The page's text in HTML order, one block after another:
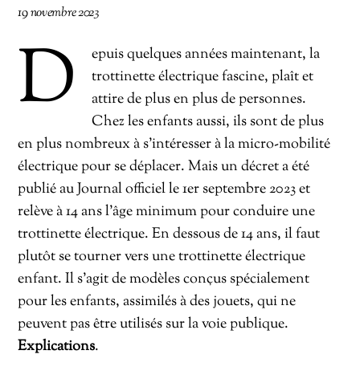
19 novembre 2023
D
epuis quelques années maintenant, la
trottinette électrique fascine, plaît et
attire de plus en plus de personnes.
Chez les enfants aussi, ils sont de plus
en plus nombreux à s’intéresser à la micro-mobilité
électrique pour se déplacer. Mais un décret a été
publié au Journal officiel le 1er septembre 2023 et
relève à 14 ans l’âge minimum pour conduire une
trottinette électrique. En dessous de 14 ans, il faut
plutôt se tourner vers une trottinette électrique
enfant. Il s’agit de modèles conçus spécialement
pour les enfants, assimilés à des jouets, qui ne
peuvent pas être utilisés sur la voie publique.
Explications.